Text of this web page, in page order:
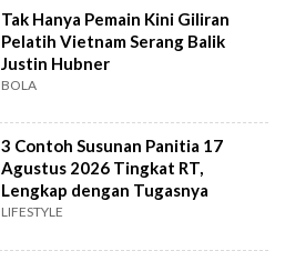
Tak Hanya Pemain Kini Giliran
Pelatih Vietnam Serang Balik
Justin Hubner
BOLA
3 Contoh Susunan Panitia 17
Agustus 2026 Tingkat RT,
Lengkap dengan Tugasnya
LIFESTYLE